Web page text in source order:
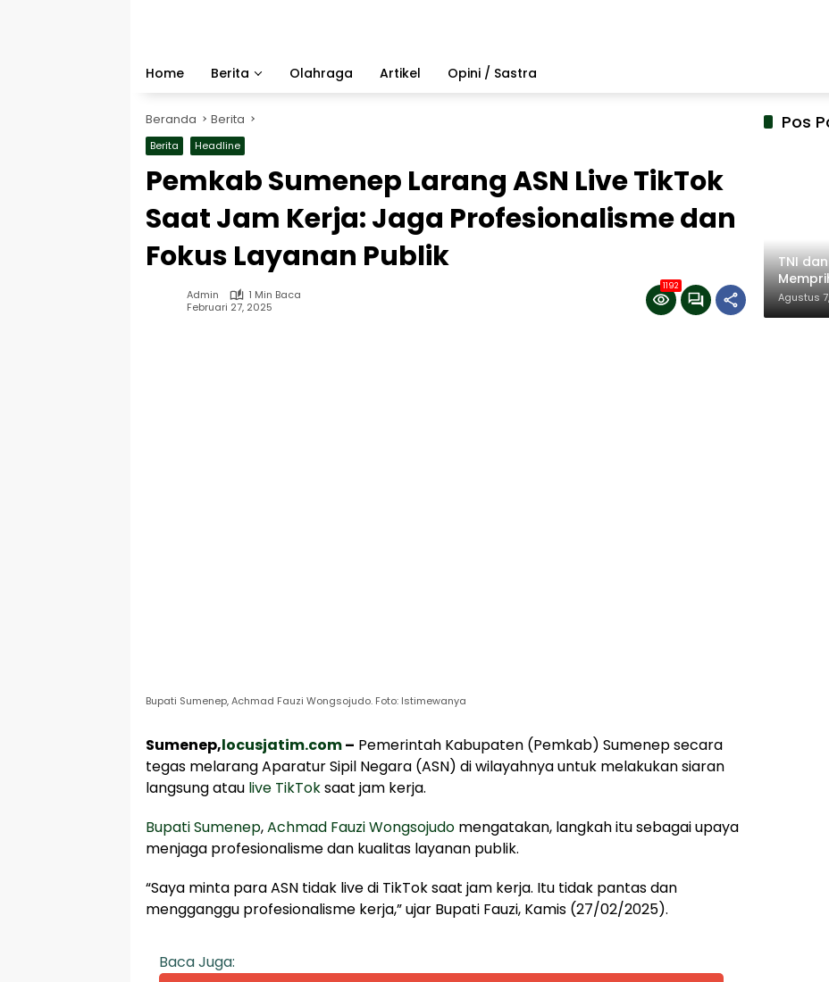
Home
Berita Olahraga Artikel Opini / Sastra
Beranda Berita
Berita Headline
Pemkab Sumenep Larang ASN Live TikTok
Saat Jam Kerja: Jaga Profesionalisme dan
Fokus Layanan Publik
Admin
1 Min Baca
Februari 27, 2025
1192
Bupati Sumenep, Achmad Fauzi Wongsojudo. Foto: Istimewanya
Sumenep,locusjatim.com– Pemerintah Kabupaten (Pemkab) Sumenep secara
tegas melarang Aparatur Sipil Negara (ASN) di wilayahnya untuk melakukan siaran
langsung atau live TikToksaat jam kerja.
Bupati Sumenep,Achmad Fauzi Wongsojudo mengatakan, langkah itu sebagai upaya
menjaga profesionalisme dan kualitas layanan publik.
“Saya minta para ASN tidak live di TikTok saat jam kerja. Itu tidak pantas dan
mengganggu profesionalisme kerja,” ujar Bupati Fauzi, Kamis (27/02/2025).
Baca Juga:
Pos
TNI
Agustus